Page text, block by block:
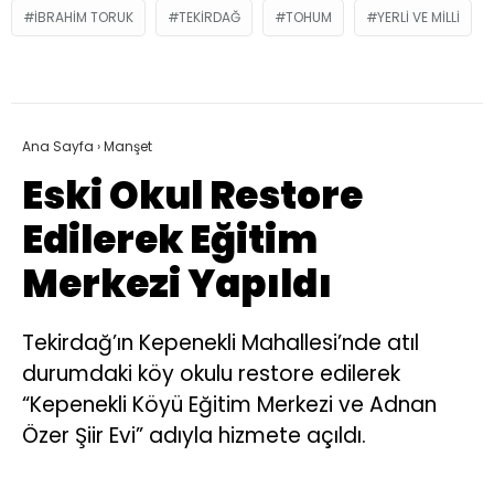
IBRAHIM TORUK TEKIRDAĞ TOHUM YERLI VE MILLI
Ana Sayfa ›Manşet
Eski Okul Restore
Edilerek Eğitim
Merkezi Yapıldı
Tekirdağ’ın Kepenekli Mahallesi’nde atıl
durumdaki köy okulu restore edilerek
“Kepenekli Köyü Eğitim Merkezi ve Adnan
Özer Şiir Evi” adıyla hizmete açıldı.